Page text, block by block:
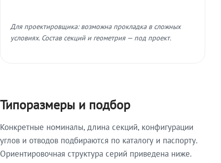
Для проектировщика: возможна прокладка в сложных
условиях. Состав секций и геометрия — под проект.
Типоразмеры и подбор
Конкретные номиналы, длина секций, конфигурации
углов и отводов подбираются по каталогу и паспорту.
Ориентировочная структура серий приведена ниже.